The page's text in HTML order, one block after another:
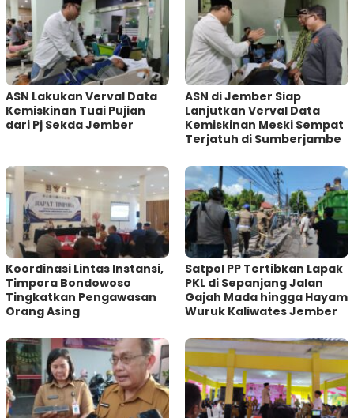
ASN Lakukan Verval Data
Kemiskinan Tuai Pujian
dari Pj Sekda Jember
ASN di Jember Siap
Lanjutkan Verval Data
Kemiskinan Meski Sempat
Terjatuh di Sumberjambe
Koordinasi Lintas Instansi,
Timpora Bondowoso
Tingkatkan Pengawasan
Orang Asing
Satpol PP Tertibkan Lapak
PKL di Sepanjang Jalan
Gajah Mada hingga Hayam
Wuruk Kaliwates Jember